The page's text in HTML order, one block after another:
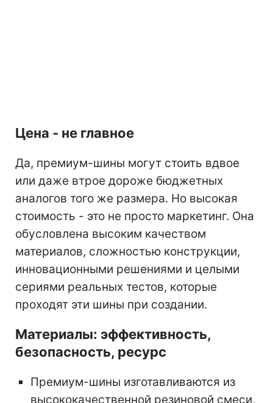
Цена - не главное
Да, премиум-шины могут стоить вдвое
или даже втрое дороже бюджетных
аналогов того же размера. Но высокая
стоимость - это не просто маркетинг. Она
обусловлена высоким качеством
материалов, сложностью конструкции,
инновационными решениями и целыми
сериями реальных тестов, которые
проходят эти шины при создании.
Материалы: эффективность,
безопасность, ресурс
Премиум-шины изготавливаются из
высококачественной резиновой смеси,